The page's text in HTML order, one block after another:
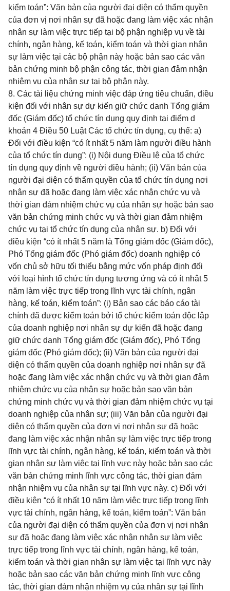
kiểm toán”: Văn bản của người đại diện có thẩm quyền
của đơn vị nơi nhân sự đã hoặc đang làm việc xác nhận
nhân sự làm việc trực tiếp tại bộ phận nghiệp vụ về tài
chính, ngân hàng, kế toán, kiểm toán và thời gian nhân
sự làm việc tại các bộ phận này hoặc bản sao các văn
bản chứng minh bộ phận công tác, thời gian đảm nhận
nhiệm vụ của nhân sự tại bộ phận này.
8. Các tài liệu chứng minh việc đáp ứng tiêu chuẩn, điều
kiện đối với nhân sự dự kiến giữ chức danh Tổng giám
đốc (Giám đốc) tổ chức tín dụng quy định tại điểm d
khoản 4 Điều 50 Luật Các tổ chức tín dụng, cụ thể: a)
Đối với điều kiện “có ít nhất 5 năm làm người điều hành
của tổ chức tín dụng”: (i) Nội dung Điều lệ của tổ chức
tín dụng quy định về người điều hành; (ii) Văn bản của
người đại diện có thẩm quyền của tổ chức tín dụng nơi
nhân sự đã hoặc đang làm việc xác nhận chức vụ và
thời gian đảm nhiệm chức vụ của nhân sự hoặc bản sao
văn bản chứng minh chức vụ và thời gian đảm nhiệm
chức vụ tại tổ chức tín dụng của nhân sự. b) Đối với
điều kiện “có ít nhất 5 năm là Tổng giám đốc (Giám đốc),
Phó Tổng giám đốc (Phó giám đốc) doanh nghiệp có
vốn chủ sở hữu tối thiểu bằng mức vốn pháp định đối
với loại hình tổ chức tín dụng tương ứng và có ít nhât 5
năm làm việc trực tiếp trong lĩnh vực tài chính, ngân
hàng, kế toán, kiểm toán”: (i) Bản sao các báo cáo tài
chính đã được kiểm toán bởi tổ chức kiểm toán độc lập
của doanh nghiệp nơi nhân sự dự kiến đã hoặc đang
giữ chức danh Tổng giám đốc (Giám đốc), Phó Tổng
giám đốc (Phó giám đốc); (ii) Văn bản của người đại
diện có thẩm quyền của doanh nghiệp nơi nhân sự đã
hoặc đang làm việc xác nhận chức vụ và thời gian đảm
nhiệm chức vụ của nhân sự hoặc bản sao văn bản
chứng minh chức vụ và thời gian đảm nhiệm chức vụ tại
doanh nghiệp của nhân sự; (iii) Văn bản của người đại
diện có thẩm quyền của đơn vị nơi nhân sự đã hoặc
đang làm việc xác nhận nhân sự làm việc trực tiếp trong
lĩnh vực tài chính, ngân hàng, kế toán, kiểm toán và thời
gian nhân sự làm việc tại lĩnh vực này hoặc bản sao các
văn bản chứng minh lĩnh vực công tác, thời gian đảm
nhận nhiệm vụ của nhân sự tại lĩnh vực này. c) Đối với
điều kiện “có ít nhất 10 năm làm việc trực tiếp trong lĩnh
vực tài chính, ngân hàng, kế toán, kiểm toán”: Văn bản
của người đại diện có thẩm quyền của đơn vị nơi nhân
sự đã hoặc đang làm việc xác nhận nhân sự làm việc
trực tiếp trong lĩnh vực tài chính, ngân hàng, kế toán,
kiểm toán và thời gian nhân sự làm việc tại lĩnh vực này
hoặc bản sao các văn bản chứng minh lĩnh vực công
tác, thời gian đảm nhận nhiệm vụ của nhân sự tại lĩnh